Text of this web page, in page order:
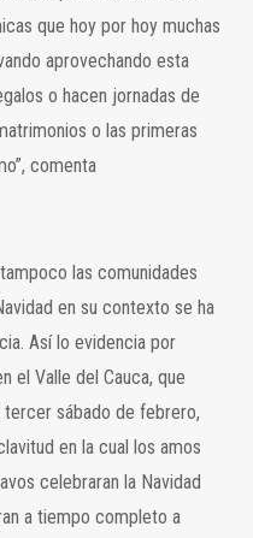
que hoy por hoy muchas
aprovechando esta
o hacen jornadas de
o las primeras
comenta
las comunidades
en su contexto se ha
Así lo evidencia por
el Valle del Cauca, que
sábado de febrero,
en la cual los amos
celebraran la Navidad
a tiempo completo a